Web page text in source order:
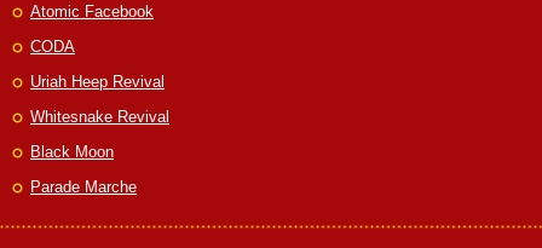
Atomic Facebook
CODA
Uriah Heep Revival
Whitesnake Revival
Black Moon
Parade Marche